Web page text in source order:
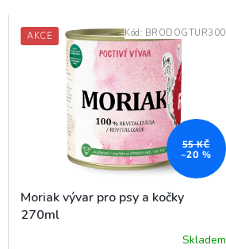
AKCE
55 KČ
–20 %
Moriak vývar pro psy a kočky
270ml
Skladem
Kód: BRODOGTUR300